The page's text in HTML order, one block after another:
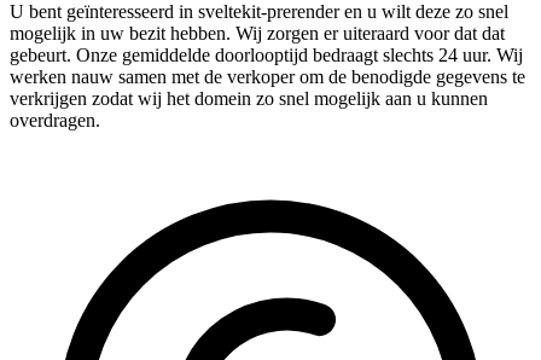
U bent geïnteresseerd in sveltekit-prerender en u wilt deze zo snel
mogelijk in uw bezit hebben. Wij zorgen er uiteraard voor dat dat
gebeurt. Onze gemiddelde doorlooptijd bedraagt slechts 24 uur. Wij
werken nauw samen met de verkoper om de benodigde gegevens te
verkrijgen zodat wij het domein zo snel mogelijk aan u kunnen
overdragen.